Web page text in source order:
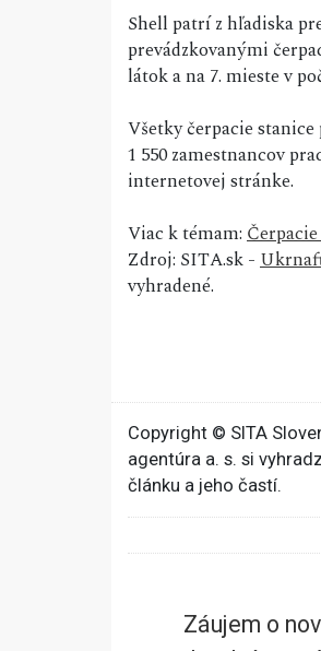
Shell patrí z hľadiska
prevádzkovanými
látok a na 7. mieste v
Všetky čerpacie
1 550 zamestnancov
internetovej stránke.
Viac k témam:
Zdroj: SITA.sk -
vyhradené.
Copyright © SITA
agentúra a. s. si
článku a jeho častí.
Záujem o